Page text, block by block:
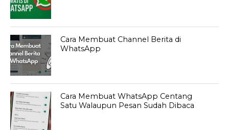
Cara Membuat Channel Berita di
WhatsApp
Cara Membuat WhatsApp Centang
Satu Walaupun Pesan Sudah Dibaca